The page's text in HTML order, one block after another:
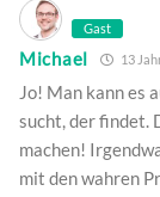
Gast
Michael 13
Jo! Man kann es
sucht, der findet.
machen!
mit den wahren